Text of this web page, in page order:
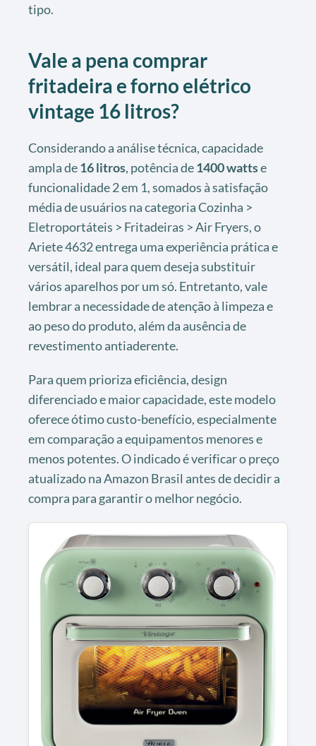
tipo.
Vale a pena comprar
fritadeira e forno elétrico
vintage 16 litros?
Considerando a análise técnica, capacidade
ampla de16 litros, potência de1400 wattse
funcionalidade 2 em 1, somados à satisfação
média de usuários na categoria Cozinha >
Eletroportáteis > Fritadeiras > Air Fryers, o
Ariete 4632 entrega uma experiência prática e
versátil, ideal para quem deseja substituir
vários aparelhos por um só. Entretanto, vale
lembrar a necessidade de atenção à limpeza e
ao peso do produto, além da ausência de
revestimento antiaderente.
Para quem prioriza eficiência, design
diferenciado e maior capacidade, este modelo
oferece ótimo custo-benefício, especialmente
em comparação a equipamentos menores e
menos potentes. O indicado é verificar o preço
atualizado na Amazon Brasil antes de decidir a
compra para garantir o melhor negócio.